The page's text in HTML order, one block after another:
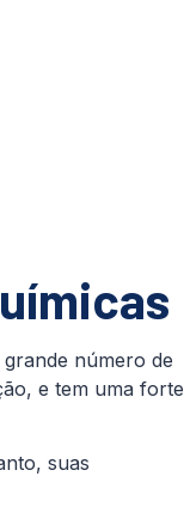
número de
e tem uma forte
suas